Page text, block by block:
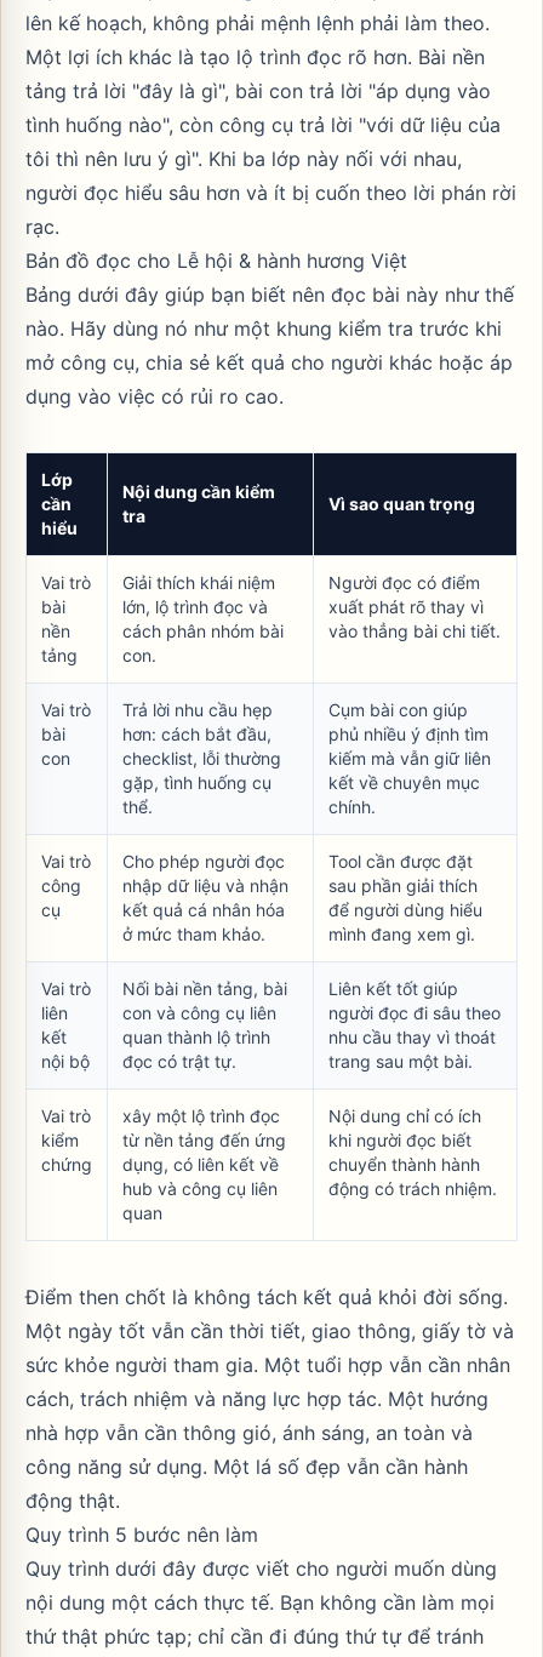
lên kế hoạch, không phải mệnh lệnh phải làm theo.
Một lợi ích khác là tạo lộ trình đọc rõ hơn. Bài nền
tảng trả lời "đây là gì", bài con trả lời "áp dụng vào
tình huống nào", còn công cụ trả lời "với dữ liệu của
tôi thì nên lưu ý gì". Khi ba lớp này nối với nhau,
người đọc hiểu sâu hơn và ít bị cuốn theo lời phán rời
rạc.
Bản đồ đọc cho Lễ hội & hành hương Việt
Bảng dưới đây giúp bạn biết nên đọc bài này như thế
nào. Hãy dùng nó như một khung kiểm tra trước khi
mở công cụ, chia sẻ kết quả cho người khác hoặc áp
dụng vào việc có rủi ro cao.
Lớp
cần
hiểu
Nội dung cần kiểm
tra
Vì sao quan trọng
Vai trò
bài
nền
tảng
Giải thích khái niệm
lớn, lộ trình đọc và
cách phân nhóm bài
con.
Người đọc có điểm
xuất phát rõ thay vì
vào thẳng bài chi tiết.
Vai trò
bài
con
Trả lời nhu cầu hẹp
hơn: cách bắt đầu,
checklist, lỗi thường
gặp, tình huống cụ
thể.
Cụm bài con giúp
phủ nhiều ý định tìm
kiếm mà vẫn giữ liên
kết về chuyên mục
chính.
Vai trò
công
cụ
Cho phép người đọc
nhập dữ liệu và nhận
kết quả cá nhân hóa
ở mức tham khảo.
Tool cần được đặt
sau phần giải thích
để người dùng hiểu
mình đang xem gì.
Vai trò
liên
kết
nội bộ
Nối bài nền tảng, bài
con và công cụ liên
quan thành lộ trình
đọc có trật tự.
Liên kết tốt giúp
người đọc đi sâu theo
nhu cầu thay vì thoát
trang sau một bài.
Vai trò
kiểm
chứng
xây một lộ trình đọc
từ nền tảng đến ứng
dụng, có liên kết về
hub và công cụ liên
quan
Nội dung chỉ có ích
khi người đọc biết
chuyển thành hành
động có trách nhiệm.
Điểm then chốt là không tách kết quả khỏi đời sống.
Một ngày tốt vẫn cần thời tiết, giao thông, giấy tờ và
sức khỏe người tham gia. Một tuổi hợp vẫn cần nhân
cách, trách nhiệm và năng lực hợp tác. Một hướng
nhà hợp vẫn cần thông gió, ánh sáng, an toàn và
công năng sử dụng. Một lá số đẹp vẫn cần hành
động thật.
Quy trình 5 bước nên làm
Quy trình dưới đây được viết cho người muốn dùng
nội dung một cách thực tế. Bạn không cần làm mọi
thứ thật phức tạp; chỉ cần đi đúng thứ tự để tránh